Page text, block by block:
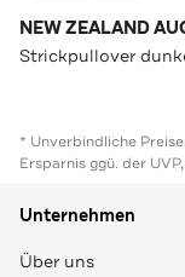
NEW ZEALAND
Strickpullover
* Unverbindliche
Ersparnis ggü. der
Unternehmen
Über uns